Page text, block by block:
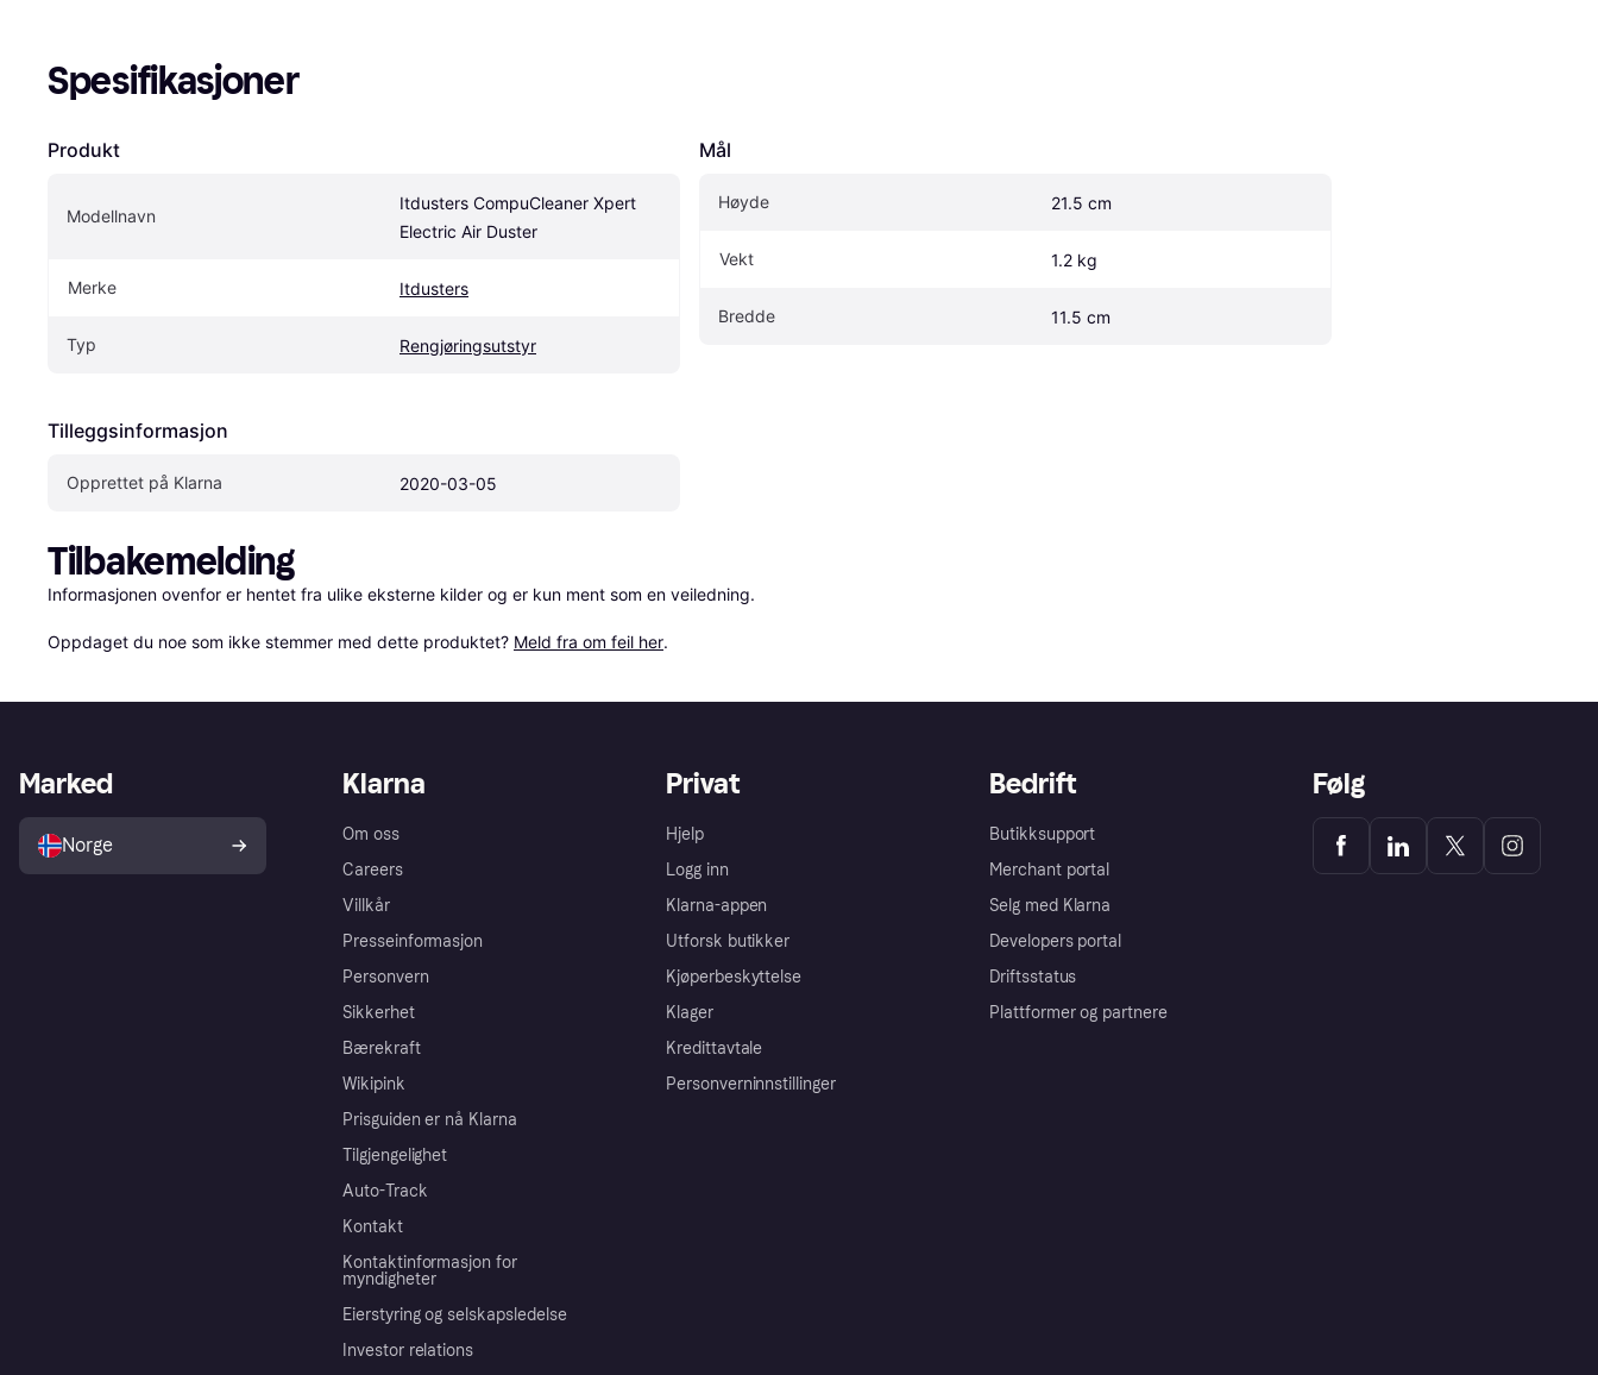
Spesifikasjoner
Produkt
Modellnavn
Itdusters CompuCleaner Xpert
Electric Air Duster
Merke Itdusters
Typ Rengjøringsutstyr
Tilleggsinformasjon
Opprettet på Klarna 2020-03-05
Mål
Høyde 21.5 cm
Vekt 1.2 kg
Bredde 11.5 cm
Tilbakemelding
Informasjonen ovenfor er hentet fra ulike eksterne kilder og er kun ment som en veiledning.
Oppdaget du noe som ikke stemmer med dette produktet? Meld fra om feil her.
Klarna
Om oss
Careers
Villkår
Presseinformasjon
Personvern
Sikkerhet
Bærekraft
Wikipink
Prisguiden er nå Klarna
Tilgjengelighet
Auto-Track
Kontakt
Kontaktinformasjon for
myndigheter
Eierstyring og selskapsledelse
Investor relations
Privat
Hjelp
Logg inn
Klarna-appen
Utforsk butikker
Kjøperbeskyttelse
Klager
Kredittavtale
Personverninnstillinger
Bedrift
Butikksupport
Merchant portal
Selg med Klarna
Developers portal
Driftsstatus
Plattformer og partnere
Marked
Norge
Følg